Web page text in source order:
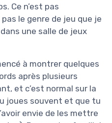
Ce n’est pas
le genre de jeu que je
une salle de jeux
à montrer quelques
après plusieurs
et c’est normal sur la
joues souvent et que tu
envie de les mettre